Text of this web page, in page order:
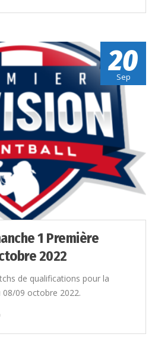
20
Sep
1 Première
2022
de qualifications pour la
09 octobre 2022.